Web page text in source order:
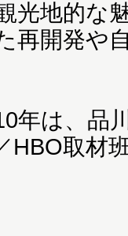
光地的な
再開発や
年は、品
取材